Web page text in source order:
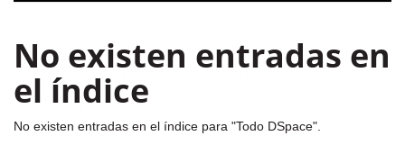
No existen entradas en
el índice
No existen entradas en el índice para "Todo DSpace".